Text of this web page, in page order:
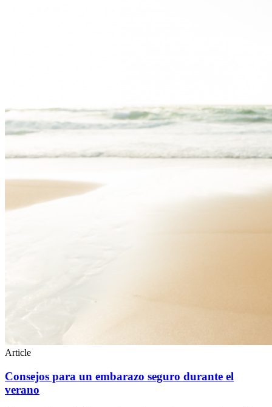
Article
Consejos para un embarazo seguro durante el
verano